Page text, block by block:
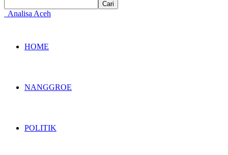
Analisa Aceh
HOME
NANGGROE
POLITIK